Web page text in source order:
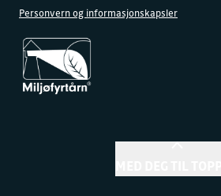
Personvern og informasjonskapsler